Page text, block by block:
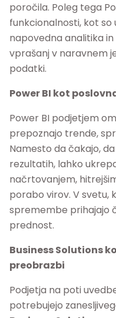
poročila. Poleg tega
funkcionalnosti, kot
napovedna analitika
vprašanj v naravnem
podatki.
Power BI kot
Power BI podjetjem
prepoznajo trende,
Namesto da čakajo,
rezultatih, lahko
načrtovanjem,
porabo virov. V svetu,
spremembe prihajajo
prednost.
Business Solutions
preobrazbi
Podjetja na poti
potrebujejo